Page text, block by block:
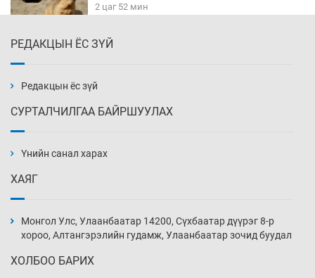
2 цаг 52 мин
3 цаг 22 мин
3 цаг 52 мин
4 цаг 22 мин
РЕДАКЦЫН ЁС ЗҮЙ
Редакцын ёс зүй
СУРТАЛЧИЛГАА БАЙРШУУЛАХ
Үнийн санал харах
ХАЯГ
Монгол Улс, Улаанбаатар 14200, Сүхбаатар дүүрэг 8-р
хороо, Алтангэрэлийн гудамж, Улаанбаатар зочид буудал
ХОЛБОО БАРИХ